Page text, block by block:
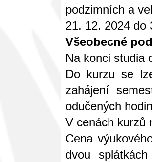
podzimních a
21. 12. 2024 do
Všeobecné
Na konci studia
Do kurzu se
zahájení
odučených
V cenách kurzů
Cena
dvou